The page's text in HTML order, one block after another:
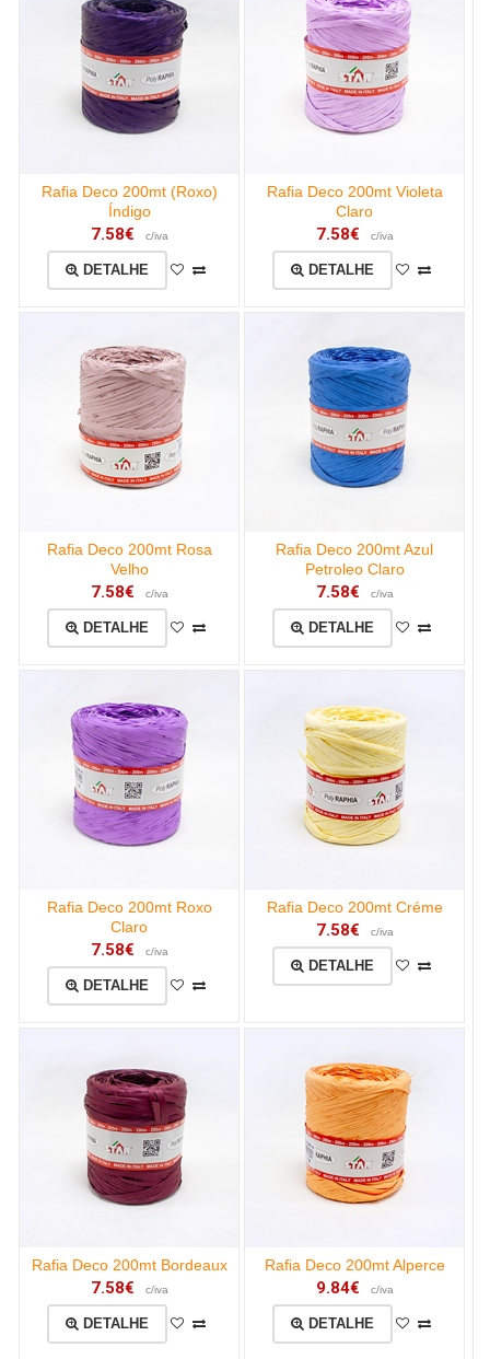
Rafia Deco 200mt (Roxo)
Índigo
7.58€ c/iva
DETALHE
Rafia Deco 200mt Violeta
Claro
7.58€ c/iva
DETALHE
Rafia Deco 200mt Rosa
Velho
7.58€ c/iva
DETALHE
Rafia Deco 200mt Azul
Petroleo Claro
7.58€ c/iva
DETALHE
Rafia Deco 200mt Roxo
Claro
7.58€ c/iva
DETALHE
Rafia Deco 200mt Créme
7.58€ c/iva
DETALHE
Rafia Deco 200mt Bordeaux
7.58€ c/iva
DETALHE
Rafia Deco 200mt Alperce
9.84€ c/iva
DETALHE